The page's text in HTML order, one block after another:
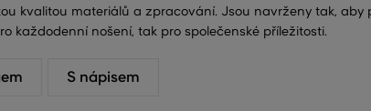
kvalitou materiálů a zpracování. Jsou navrženy tak, aby
každodenní nošení, tak pro společenské příležitosti.
S nápisem